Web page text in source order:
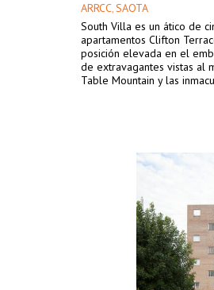
ARRCC, SAOTA
South Villa es un ático de
apartamentos Clifton
posición elevada en el
de extravagantes vistas al
Table Mountain y las